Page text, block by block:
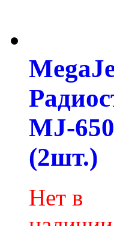
MJ-650
(2шт.)
Нет в